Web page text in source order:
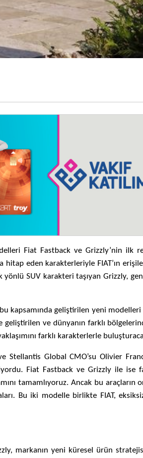
Fiat Fastback ve Grizzly’nin ilk
eden karakterleriyle FIAT’ın
yönlü SUV karakteri taşıyan Grizzly,
kapsamında geliştirilen yeni modelleri
ve dünyanın farklı
farklı karakterlerle
Stellantis Global CMO’su Olivier
Fiat Fastback ve Grizzly ile ise
tamamlıyoruz. Ancak bu araçların
Bu iki modelle birlikte FIAT,
markanın yeni küresel ürün